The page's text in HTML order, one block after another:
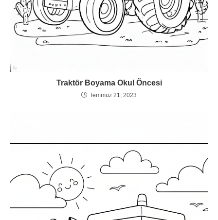
Traktör Boyama Okul Öncesi
Temmuz 21, 2023